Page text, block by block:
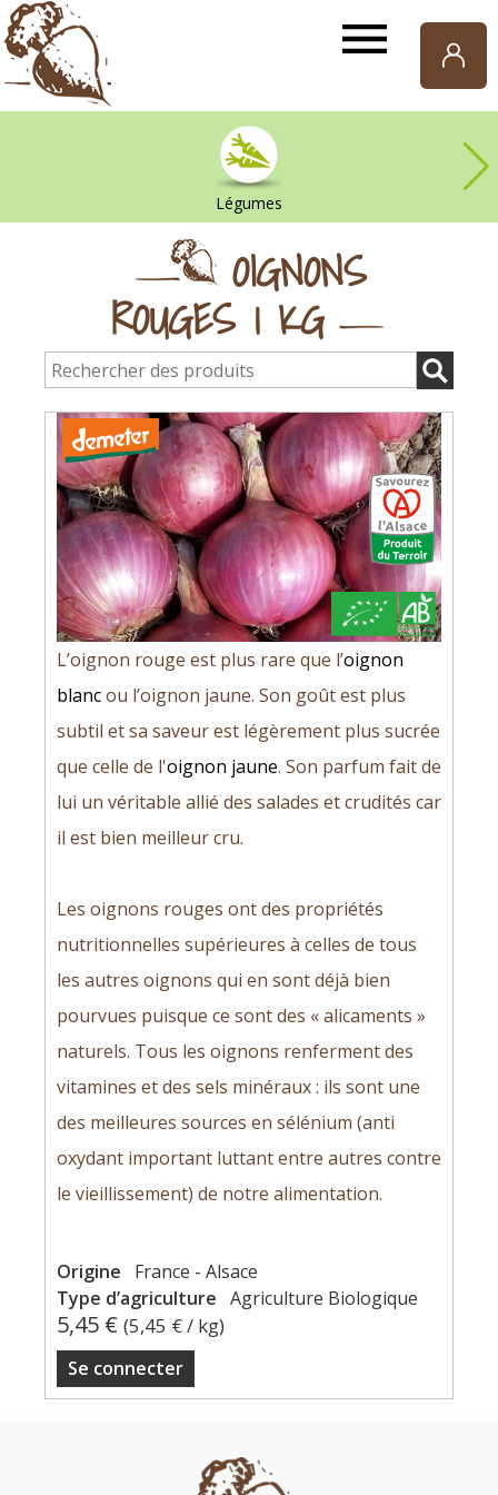
Légumes
OIGNONS
ROUGES 1 KG
L’oignon rouge est plus rare que l’oignon
blancou l’oignon jaune. Son goût est plus
subtil et sa saveur est légèrement plus sucrée
que celle de l'oignon jaune. Son parfum fait de
lui un véritable allié des salades et crudités car
il est bien meilleur cru.
Les oignons rouges ont des propriétés
nutritionnelles supérieures à celles de tous
les autres oignons qui en sont déjà bien
pourvues puisque ce sont des « alicaments »
naturels. Tous les oignons renferment des
vitamines et des sels minéraux : ils sont une
des meilleures sources en sélénium (anti
oxydant important luttant entre autres contre
le vieillissement) de notre alimentation.
Origine
France - Alsace
Type d’agriculture Agriculture Biologique
5,45 € (5,45 €/ kg)
Se connecter